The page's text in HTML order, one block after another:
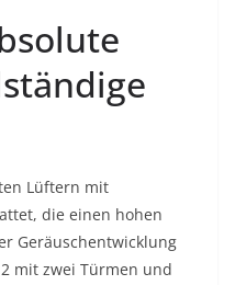
Lüftern mit
die einen hohen
Geräuschentwicklung
mit zwei Türmen und